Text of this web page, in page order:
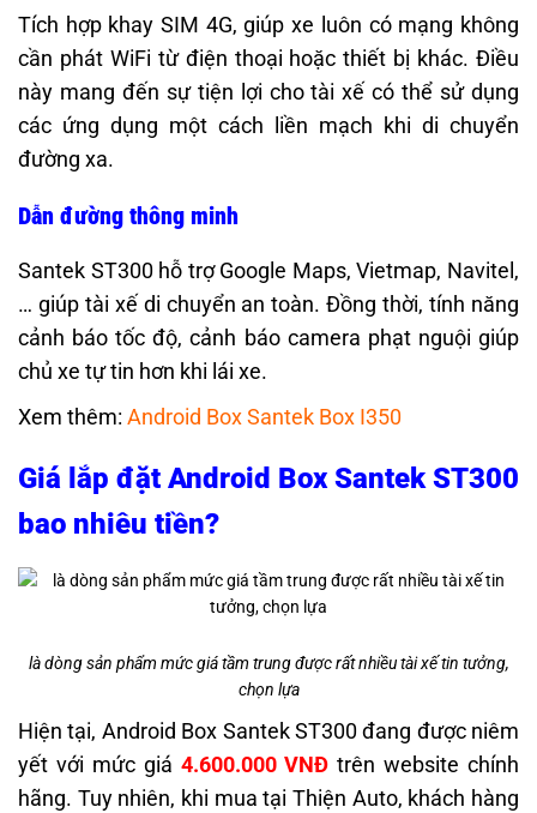
Tích hợp khay SIM 4G, giúp xe luôn có mạng không
cần phát WiFi từ điện thoại hoặc thiết bị khác. Điều
này mang đến sự tiện lợi cho tài xế có thể sử dụng
các ứng dụng một cách liền mạch khi di chuyển
đường xa.
Dẫn đường thông minh
Santek ST300 hỗ trợ Google Maps, Vietmap, Navitel,
… giúp tài xế di chuyển an toàn. Đồng thời, tính năng
cảnh báo tốc độ, cảnh báo camera phạt nguội giúp
chủ xe tự tin hơn khi lái xe.
Xem thêm: Android Box Santek Box I350
Giá lắp đặt Android Box Santek ST300
bao nhiêu tiền?
là dòng sản phẩm mức giá tầm trung được rất nhiều tài xế tin tưởng,
chọn lựa
Hiện tại, Android Box Santek ST300 đang được niêm
yết với mức giá 4.600.000 VNĐ trên website chính
hãng. Tuy nhiên, khi mua tại Thiện Auto, khách hàng